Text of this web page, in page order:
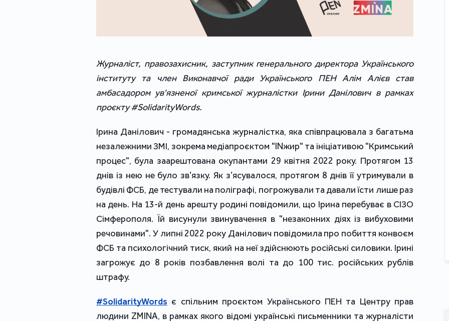
Журналіст, правозахисник, заступник генерального директора Українського
інституту та член Виконавчої ради Українського ПЕН Алім Алієв став
амбасадором ув'язненої кримської журналістки Ірини Данілович в рамках
проєкту #SolidarityWords.
Ірина Данілович - громадянська журналістка, яка співпрацювала з багатьма
незалежними ЗМІ, зокрема медіапроєктом "INжир" та ініціативою "Кримський
процес", була заарештована окупантами 29 квітня 2022 року. Протягом 13
днів із нею не було зв’язку. Як з’ясувалося, протягом 8 днів її утримували в
будівлі ФСБ, де тестували на поліграфі, погрожували та давали їсти лише раз
на день. На 13-й день арешту родині повідомили, що Ірина перебуває в СІЗО
Сімферополя. Їй висунули звинувачення в "незаконних діях із вибуховими
речовинами". У липні 2022 року Данілович повідомила про побиття конвоєм
ФСБ та психологічний тиск, який на неї здійснюють російські силовики. Ірині
загрожує до 8 років позбавлення волі та до 100 тис. російських рублів
штрафу.
#SolidarityWords є спільним проєктом Українського ПЕН та Центру прав
людини ZMINA, в рамках якого відомі українські письменники та журналісти